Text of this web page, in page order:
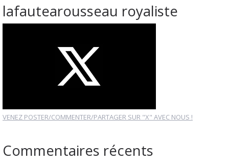
lafautearousseau royaliste
VENEZ POSTER/COMMENTER/PARTAGER SUR "X" AVEC NOUS !
Commentaires récents